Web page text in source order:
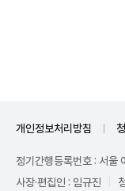
개인정보처리방침
정기간행등록번호 : 서
사장·편집인 : 임규진